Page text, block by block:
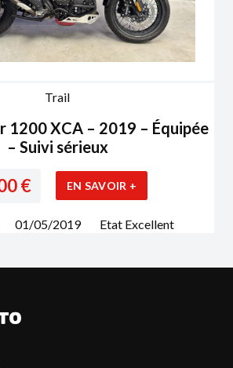
Trail
1200 XCA – 2019 – Équipée
– Suivi sérieux
€ EN SAVOIR +
01/05/2019 Etat Excellent